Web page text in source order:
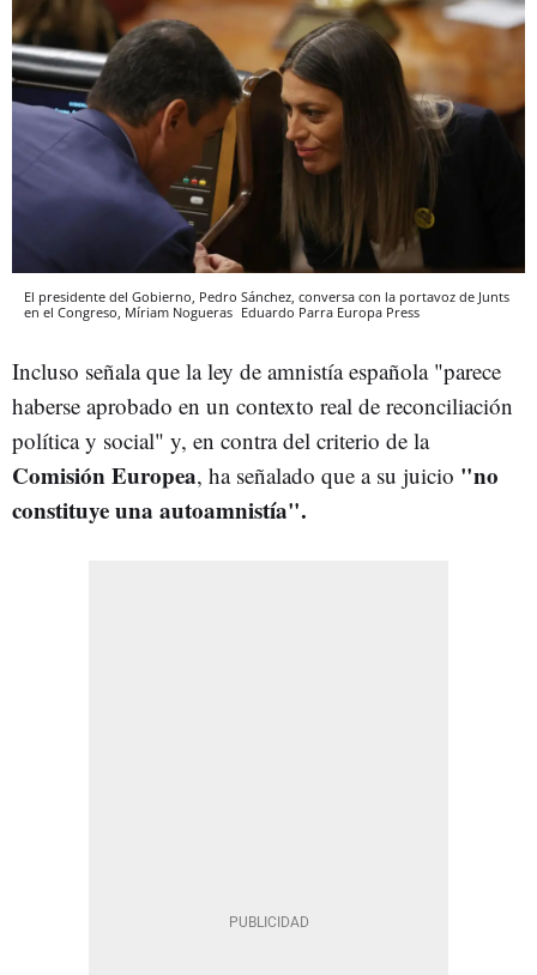
El presidente del Gobierno, Pedro Sánchez, conversa con la portavoz de Junts
en el Congreso, Míriam Nogueras Eduardo Parra Europa Press
Incluso señala que la ley de amnistía española "parece
haberse aprobado en un contexto real de reconciliación
política y social" y, en contra del criterio de la
Comisión Europea, ha señalado que a su juicio "no
constituye una autoamnistía".